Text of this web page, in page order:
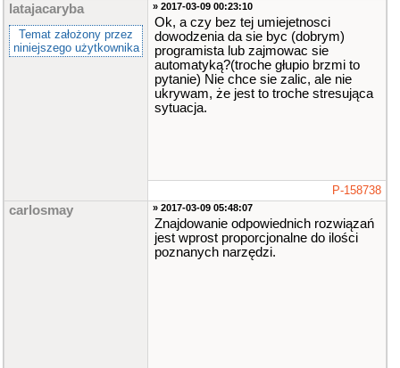
latajacaryba
Temat założony przez
niniejszego użytkownika
» 2017-03-09 00:23:10
Ok, a czy bez tej umiejetnosci
dowodzenia da sie byc (dobrym)
programista lub zajmowac sie
automatyką?(troche głupio brzmi to
pytanie) Nie chce sie zalic, ale nie
ukrywam, że jest to troche stresująca
sytuacja.
P-158738
carlosmay » 2017-03-09 05:48:07
Znajdowanie odpowiednich rozwiązań
jest wprost proporcjonalne do ilości
poznanych narzędzi.